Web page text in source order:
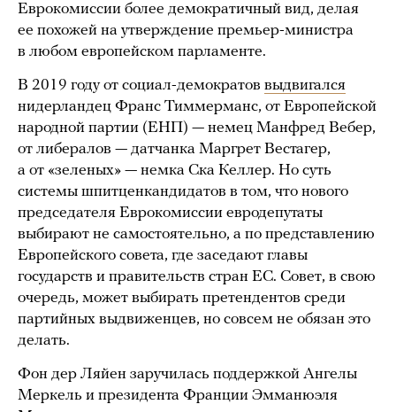
Еврокомиссии более демократичный вид, делая
ее похожей на утверждение премьер-министра
в любом европейском парламенте.
В 2019 году от социал-демократов выдвигался
нидерландец Франс Тиммерманс, от Европейской
народной партии (ЕНП) — немец Манфред Вебер,
от либералов — датчанка Маргрет Вестагер,
а от «зеленых» — немка Ска Келлер. Но суть
системы шпитценкандидатов в том, что нового
председателя Еврокомиссии евродепутаты
выбирают не самостоятельно, а по представлению
Европейского совета, где заседают главы
государств и правительств стран ЕС. Совет, в свою
очередь, может выбирать претендентов среди
партийных выдвиженцев, но совсем не обязан это
делать.
Фон дер Ляйен заручилась поддержкой Ангелы
Меркель и президента Франции Эмманюэля